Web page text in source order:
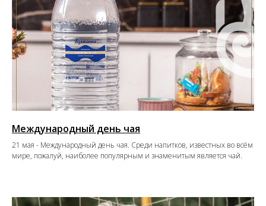
Международный день чая
21 мая - Международный день чая. Среди напитков, известных во всём
мире, пожалуй, наиболее популярным и знаменитым является чай.